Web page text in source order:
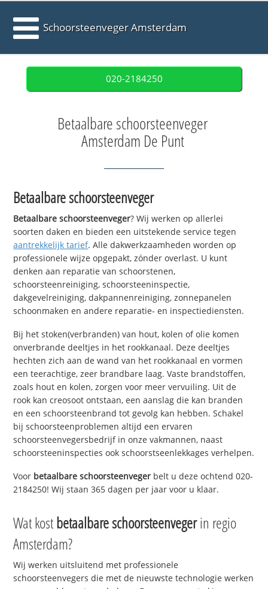
Schoorsteenveger Amsterdam
020-2184250
Betaalbare schoorsteenveger
Amsterdam De Punt
Betaalbare schoorsteenveger
Betaalbare schoorsteenveger? Wij werken op allerlei
soorten daken en bieden een uitstekende service tegen
aantrekkelijk tarief. Alle dakwerkzaamheden worden op
professionele wijze opgepakt, zónder overlast. U kunt
denken aan reparatie van schoorstenen,
schoorsteenreiniging, schoorsteeninspectie,
dakgevelreiniging, dakpannenreiniging, zonnepanelen
schoonmaken en andere reparatie- en inspectiediensten.
Bij het stoken(verbranden) van hout, kolen of olie komen
onverbrande deeltjes in het rookkanaal. Deze deeltjes
hechten zich aan de wand van het rookkanaal en vormen
een teerachtige, zeer brandbare laag. Vaste brandstoffen,
zoals hout en kolen, zorgen voor meer vervuiling. Uit de
rook kan creosoot ontstaan, een aanslag die kan branden
en een schoorsteenbrand tot gevolg kan hebben. Schakel
bij schoorsteenproblemen altijd een ervaren
schoorsteenvegersbedrijf in onze vakmannen, naast
schoorsteeninspecties ook schoorstseenlekkages verhelpen.
Voor betaalbare schoorsteenveger belt u deze ochtend 020-
2184250! Wij staan 365 dagen per jaar voor u klaar.
Wat kostbetaalbare schoorsteenvegerin regio
Amsterdam?
Wij werken uitsluitend met professionele
schoorsteenvegers die met de nieuwste technologie werken